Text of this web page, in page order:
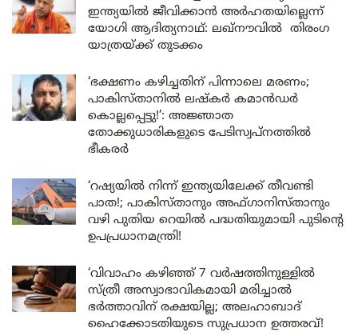
ഇന്ത്യയിൽ ജീവിക്കാൻ അർഹതയില്ലെന്ന്
യോഗി ആദിത്യനാഥ്: ലഖ്‌നൗവിൽ തിരംഗ
യാത്രയ്ക്ക് തുടക്കം
‘ഭക്ഷണം കഴിച്ചതിന് പിന്നാലെ മരണം;
പാകിസ്താനിൽ ലഷ്കർ കമാൻഡർ
കൊല്ലപ്പെട്ടു!’: അജ്ഞാത
തോക്കുധാരികളുടെ പേടിസ്വപ്നത്തിൽ
ഭീകരർ
‘റഷ്യയിൽ നിന്ന് ഇന്ത്യയിലേക്ക് തീവണ്ടി
പാത!; പാകിസ്താനും അഫ്ഗാനിസ്താനും
വഴി പുതിയ റെയിൽ പദ്ധതിയുമായി പുടിന്റെ
ഉപപ്രധാനമന്ത്രി!
‘വിവാഹം കഴിഞ്ഞ് 7 വർഷത്തിനുള്ളിൽ
സ്ത്രീ അസ്വാഭാവികമായി മരിച്ചാൽ
ഭർത്താവിന് രക്ഷയില്ല; അലഹാബാദ്
ഹൈക്കോടതിയുടെ സുപ്രധാന ഉത്തരവ്!